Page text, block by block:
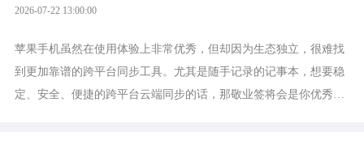
2026-07-22 13:00:00
苹果手机虽然在使用体验上非常优秀，但却因为生态独立，很难找
到更加靠谱的跨平台同步工具。尤其是随手记录的记事本，想要稳
定、安全、便捷的跨平台云端同步的话，那敬业签将会是你优秀的